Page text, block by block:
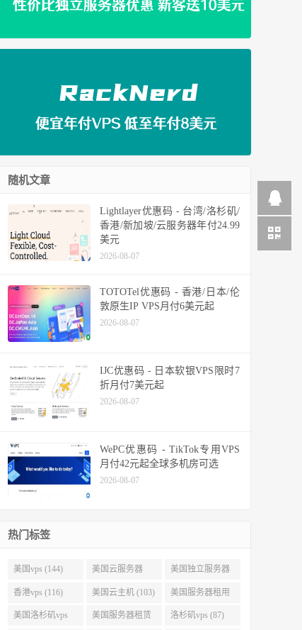
随机文章
Lightlayer优惠码 - 台湾/洛杉矶/
香港/新加坡/云服务器年付24.99
美元
2026-08-07
TOTOTel优惠码 - 香港/日本/伦
敦原生IP VPS月付6美元起
2026-08-07
IJC优惠码 - 日本软银VPS限时7
折月付7美元起
2026-08-07
WePC优惠码 - TikTok专用VPS
月付42元起全球多机房可选
2026-08-07
热门标签
美国vps (144) 美国云服务器
(143)
美国独立服务器
(118)
香港vps (116) 美国云主机 (103) 美国服务器租用
(99)
美国洛杉矶vps 美国服务器租赁 洛杉矶vps (87)